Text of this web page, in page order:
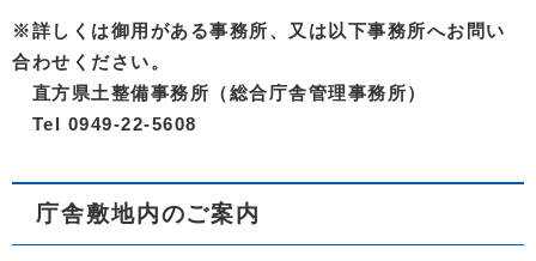
※詳しくは御用がある事務所、又は以下事務所へお問い
合わせください。
直方県土整備事務所（総合庁舎管理事務所）
Tel 0949-22-5608
庁舎敷地内のご案内